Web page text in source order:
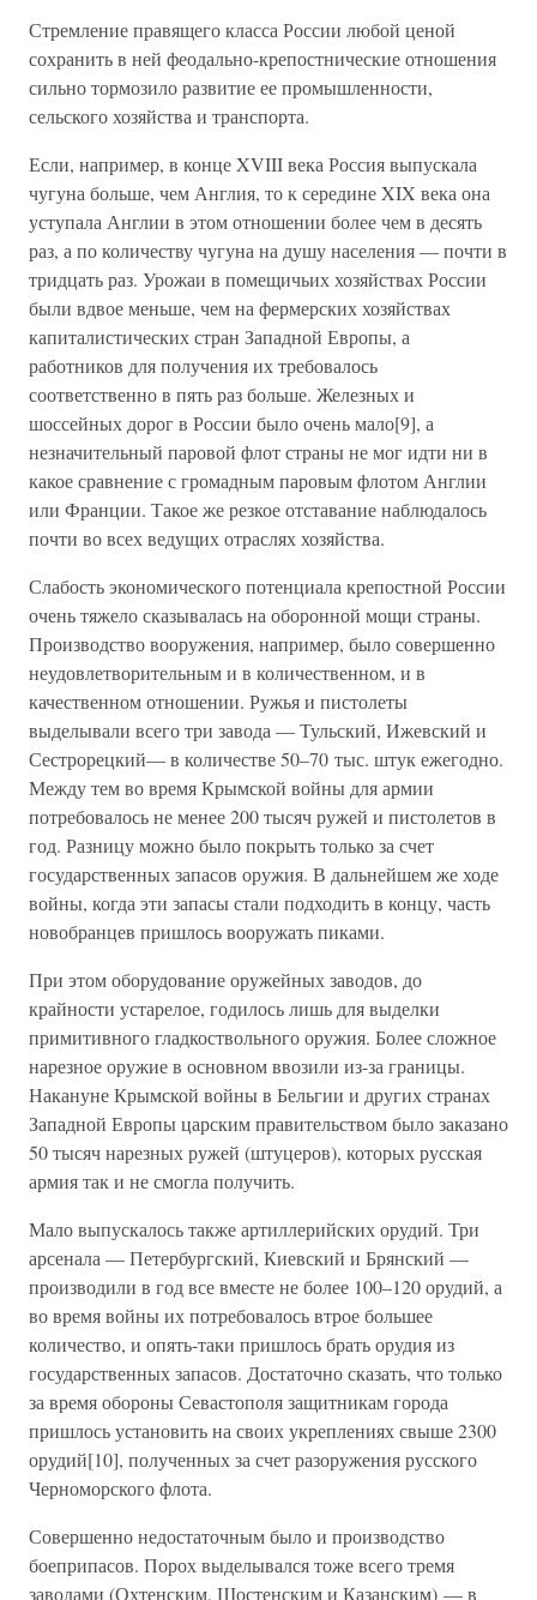
Стремление правящего класса России любой ценой
сохранить в ней феодально-крепостнические отношения
сильно тормозило развитие ее промышленности,
сельского хозяйства и транспорта.
Если, например, в конце XVIII века Россия выпускала
чугуна больше, чем Англия, то к середине XIX века она
уступала Англии в этом отношении более чем в десять
раз, а по количеству чугуна на душу населения — почти в
тридцать раз. Урожаи в помещичьих хозяйствах России
были вдвое меньше, чем на фермерских хозяйствах
капиталистических стран Западной Европы, а
работников для получения их требовалось
соответственно в пять раз больше. Железных и
шоссейных дорог в России было очень мало[9], а
незначительный паровой флот страны не мог идти ни в
какое сравнение с громадным паровым флотом Англии
или Франции. Такое же резкое отставание наблюдалось
почти во всех ведущих отраслях хозяйства.
Слабость экономического потенциала крепостной России
очень тяжело сказывалась на оборонной мощи страны.
Производство вооружения, например, было совершенно
неудовлетворительным и в количественном, и в
качественном отношении. Ружья и пистолеты
выделывали всего три завода — Тульский, Ижевский и
Сестрорецкий— в количестве 50–70 тыс. штук ежегодно.
Между тем во время Крымской войны для армии
потребовалось не менее 200 тысяч ружей и пистолетов в
год. Разницу можно было покрыть только за счет
государственных запасов оружия. В дальнейшем же ходе
войны, когда эти запасы стали подходить в концу, часть
новобранцев пришлось вооружать пиками.
При этом оборудование оружейных заводов, до
крайности устарелое, годилось лишь для выделки
примитивного гладкоствольного оружия. Более сложное
нарезное оружие в основном ввозили из-за границы.
Накануне Крымской войны в Бельгии и других странах
Западной Европы царским правительством было заказано
50 тысяч нарезных ружей (штуцеров), которых русская
армия так и не смогла получить.
Мало выпускалось также артиллерийских орудий. Три
арсенала — Петербургский, Киевский и Брянский —
производили в год все вместе не более 100–120 орудий, а
во время войны их потребовалось втрое большее
количество, и опять-таки пришлось брать орудия из
государственных запасов. Достаточно сказать, что только
за время обороны Севастополя защитникам города
пришлось установить на своих укреплениях свыше 2300
орудий[10], полученных за счет разоружения русского
Черноморского флота.
Совершенно недостаточным было и производство
боеприпасов. Порох выделывался тоже всего тремя
заводами (Охтенским, Шостенским и Казанским) — в